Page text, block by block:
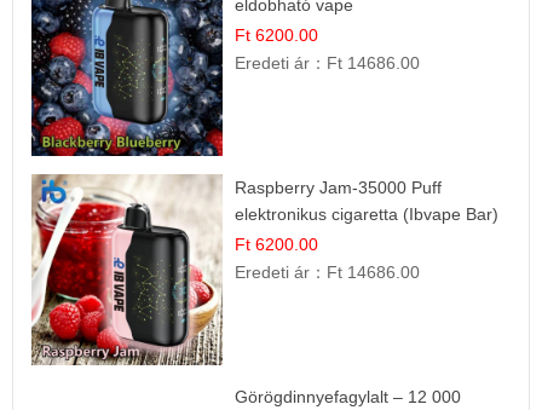
eldobható vape
Ft 6200.00
Eredeti ár： Ft 14686.00
Raspberry Jam-35000 Puff
elektronikus cigaretta (Ibvape Bar)
Ft 6200.00
Eredeti ár： Ft 14686.00
Görögdinnyefagylalt – 12 000